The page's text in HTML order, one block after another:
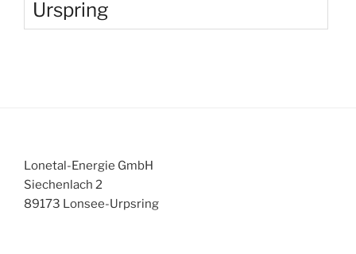
Urspring
Lonetal-Energie GmbH
Siechenlach 2
89173 Lonsee-Urpsring